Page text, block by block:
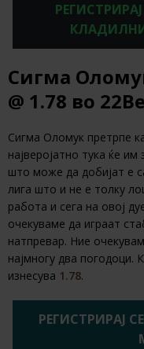
Сигма
@ 1.78 во
Сигма Оломук претрпе
најверојатно тука ќе
што може да добијат е
лига што и не е толку
работа и сега на овој
очекуваме да играат
натпревар. Ние
најмногу два погодоци.
изнесува 1.78.
РЕГИСТРИРАЈ